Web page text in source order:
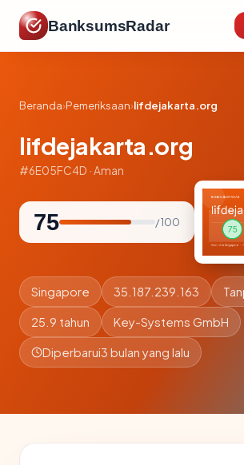
BanksumsRadar
Beranda›Pemeriksaan›lifdejakarta.org
lifdejakarta.org
#6E05FC4D · Aman
75 / 100
Singapore 35.187.239.163
25.9 tahun Key-Systems GmbH
Diperbarui3 bulan yang lalu